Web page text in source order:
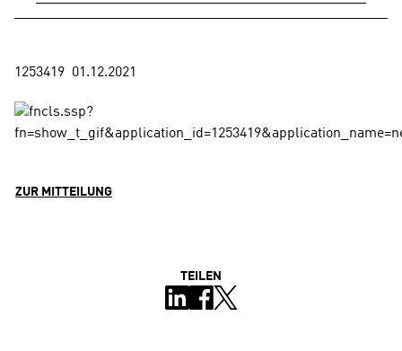
ZUR MITTEILUNG
TEILEN